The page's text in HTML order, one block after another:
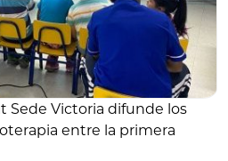
Sede Victoria difunde los
entre la primera